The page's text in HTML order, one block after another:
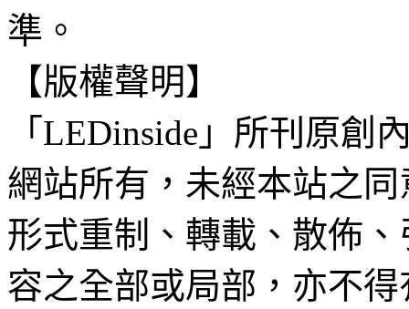
準。
【版權聲明】
「LEDinside」所刊原創
網站所有，未經本站之
形式重制、轉載、散佈
容之全部或局部，亦不